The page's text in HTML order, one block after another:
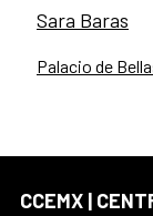
Sara Baras
Palacio de
CCEMX |